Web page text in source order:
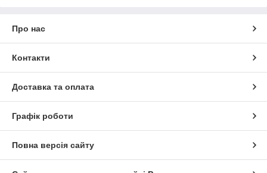
Про нас
Контакти
Доставка та оплата
Графік роботи
Повна версія сайту